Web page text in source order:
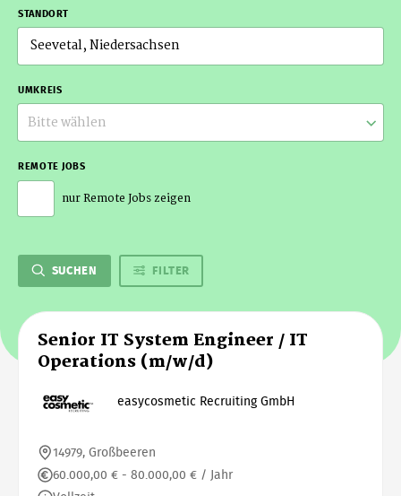
STANDORT
UMKREIS
Bitte wählen
REMOTE JOBS
nur Remote Jobs zeigen
SUCHEN FILTER
Senior IT System Engineer / IT
Operations (m/w/d)
easycosmetic Recruiting GmbH
14979, Großbeeren
60.000,00 € - 80.000,00 € / Jahr